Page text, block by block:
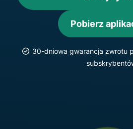
Pobierz
30-dniowa gwarancja zwrotu